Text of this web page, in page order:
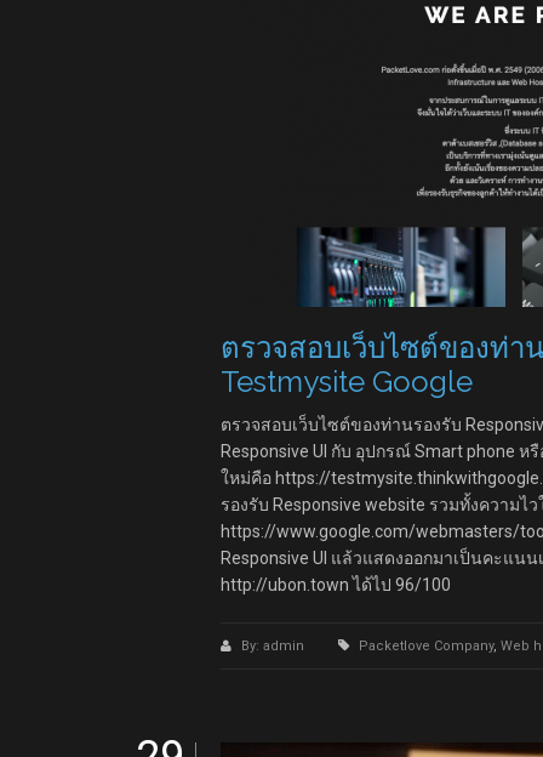
ตรวจสอบเว็บไซต์ของท่า
Testmysite Google
ตรวจสอบเว็บไซต์ของท่านรองรับ
Responsive UI กับ อุปกรณ์ Smart phone ห
ใหม่คือ https://
รองรับ Responsive website รวมทั้งความ
https://www.google.com/webmasters/
Responsive UI แล้วแสดงออกมาเป็นคะแน
http://ubon.town ได้ไป 96/100
By: admin Packetlove Company, Web